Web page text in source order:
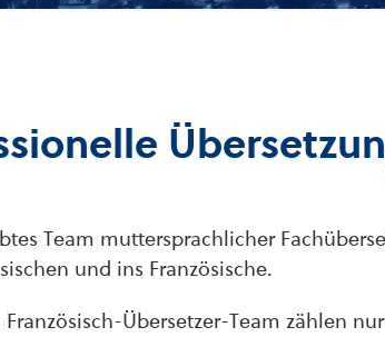
Team muttersprachlicher
und ins Französische.
Übersetzer-Team zählen